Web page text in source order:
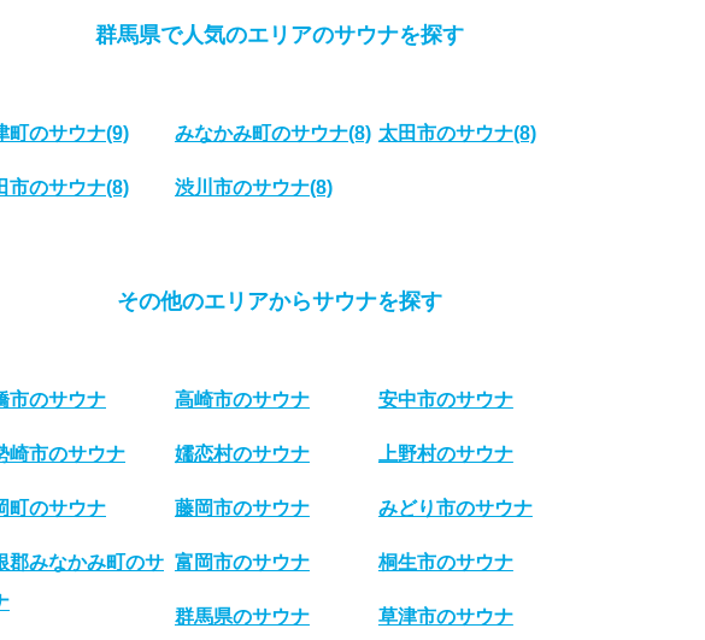
群馬県で人気のエリアのサウナを探す
町のサウナ(9) みなかみ町のサウナ(8) 太田市のサウナ(8)
市のサウナ(8) 渋川市のサウナ(8)
その他のエリアからサウナを探す
市のサウナ 高崎市のサウナ 安中市のサウナ
崎市のサウナ 嬬恋村のサウナ 上野村のサウナ
町のサウナ 藤岡市のサウナ みどり市のサウナ
郡みなかみ町のサ 富岡市のサウナ 桐生市のサウナ
群馬県のサウナ 草津市のサウナ